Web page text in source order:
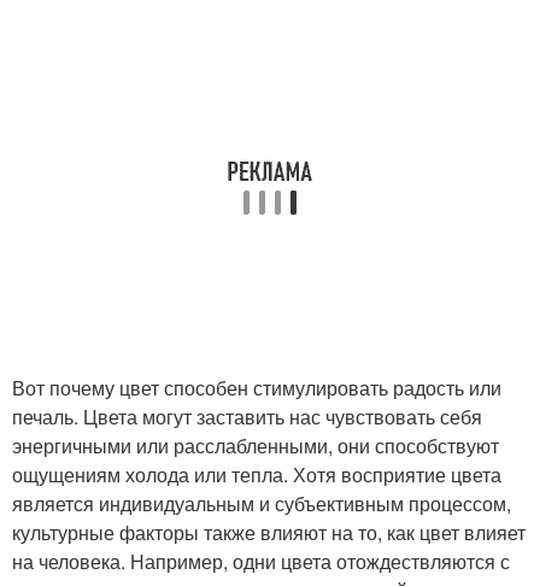
Вот почему цвет способен стимулировать радость или
печаль. Цвета могут заставить нас чувствовать себя
энергичными или расслабленными, они способствуют
ощущениям холода или тепла. Хотя восприятие цвета
является индивидуальным и субъективным процессом,
культурные факторы также влияют на то, как цвет влияет
на человека. Например, одни цвета отождествляются с